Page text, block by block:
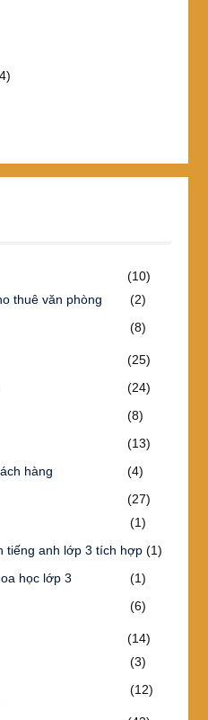
(10)
thuê văn phòng
(2)
(8)
(25)
(24)
(8)
(13)
hàng
(4)
(27)
(1)
tiếng anh lớp 3 tích hợp(1)
học lớp 3
(1)
(6)
(14)
(3)
(12)